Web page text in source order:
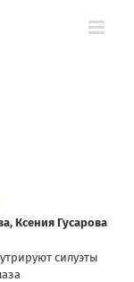
, Ксения Гусарова
силуэты